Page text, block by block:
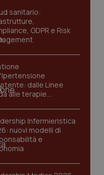
sanitario:
GDPR e Risk
dalle Linee
alle terapie
Infermieristica
nuovi modelli di
e